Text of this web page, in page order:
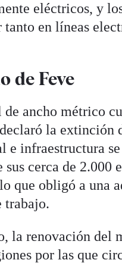
eléctricos, y
en líneas
de Feve
ancho métrico
la extinción
e infraestructura
cerca de 2.000
que obligó a una
trabajo.
la renovación del
por las que